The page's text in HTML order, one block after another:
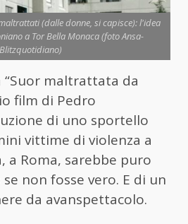
(dalle donne, si capisce): l'idea
a Tor Bella Monaca (foto Ansa-
Blitzquotidiano)
“Suor maltrattata da
film di Pedro
di uno sportello
vittime di violenza a
a Roma, sarebbe puro
non fosse vero. E di un
da avanspettacolo.